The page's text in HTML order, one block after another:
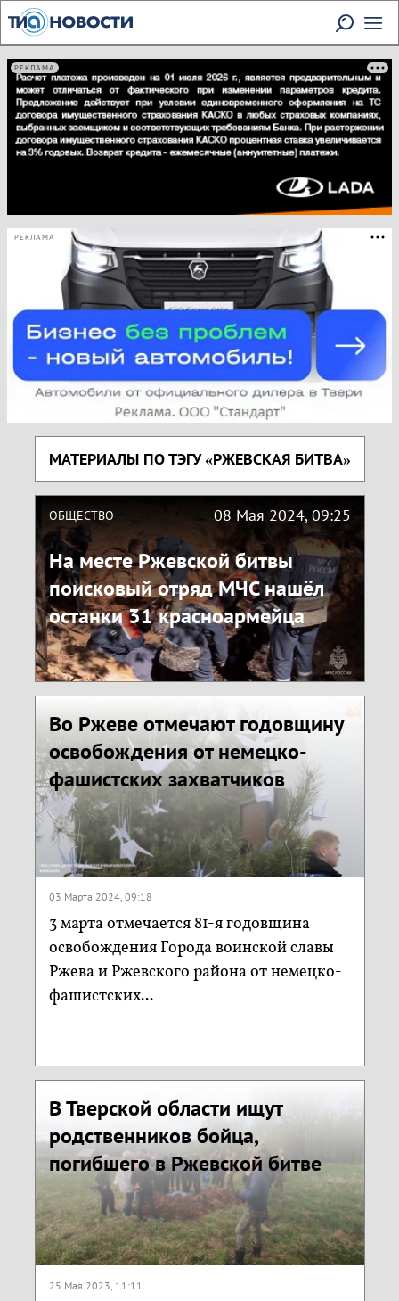
РЕКЛАМА
РЕКЛАМА
МАТЕРИАЛЫ ПО ТЭГУ «РЖЕВСКАЯ БИТВА»
ОБЩЕСТВО 08 Мая 2024, 09:25
На месте Ржевской битвы
поисковый отряд МЧС нашёл
останки 31 красноармейца
Во Ржеве отмечают годовщину
освобождения от немецко-
фашистских захватчиков
03 Марта 2024, 09:18
3 марта отмечается 81-я годовщина
освобождения Города воинской славы
Ржева и Ржевского района от немецко-
фашистских...
В Тверской области ищут
родственников бойца,
погибшего в Ржевской битве
25 Мая 2023, 11:11